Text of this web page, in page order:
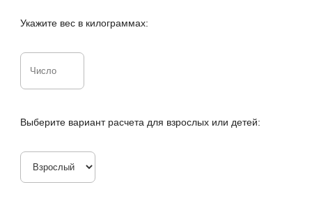
Укажите вес в килограммах:
Выберите вариант расчета для взрослых или детей: